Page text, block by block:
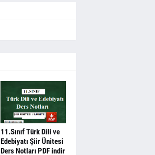
11.Sınıf Türk Dili ve
Edebiyatı Şiir Ünitesi
Ders Notları PDF indir